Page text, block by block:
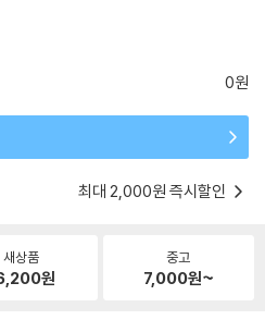
0원
최대 2,000원 즉시할인
새상품
원
중고
7,000원~